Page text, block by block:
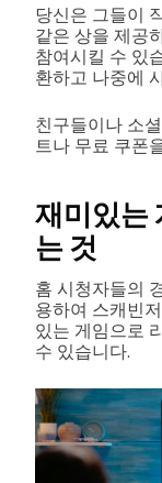
당신은 그들이
같은 상을 제공
참여시킬 수 있
환하고 나중에
친구들이나 소
트나 무료 쿠폰
재미있는
는 것
홈 시청자들의
용하여 스캐빈
있는 게임으로
수 있습니다.